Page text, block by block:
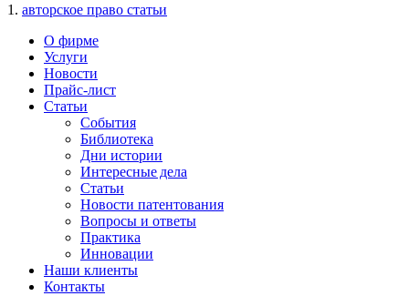
1. авторское право статьи
О фирме
Услуги
Новости
Прайс-лист
Статьи
События
Библиотека
Дни истории
Интересные дела
Статьи
Новости патентования
Вопросы и ответы
Практика
Инновации
Наши клиенты
Контакты